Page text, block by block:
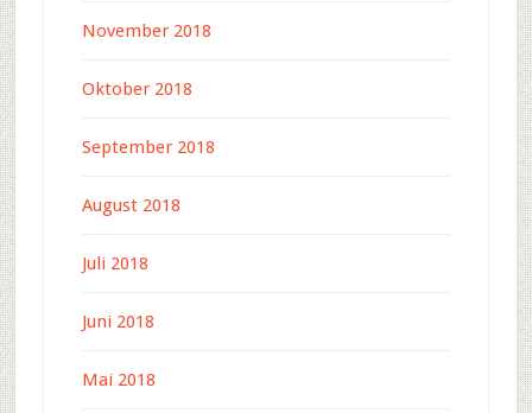
November 2018
Oktober 2018
September 2018
August 2018
Juli 2018
Juni 2018
Mai 2018